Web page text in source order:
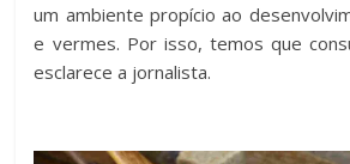
um ambiente propício ao
e vermes. Por isso, temos que
esclarece a jornalista.